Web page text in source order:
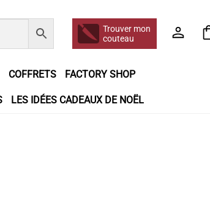
Trouver mon
couteau
COFFRETS FACTORY SHOP
LES IDÉES CADEAUX DE NOËL